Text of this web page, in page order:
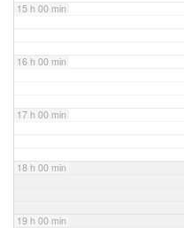
15 h 00 min
16 h 00 min
17 h 00 min
18 h 00 min
19 h 00 min